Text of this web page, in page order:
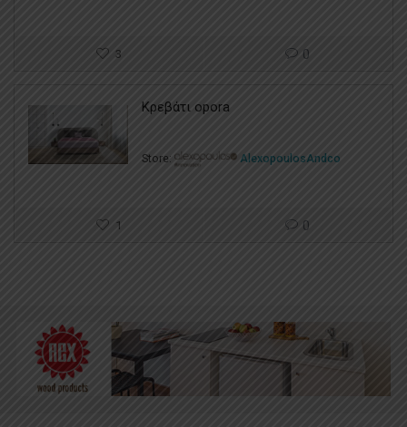
3 0
Κρεβάτι opora
Store: AlexopoulosAndco
1 0